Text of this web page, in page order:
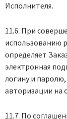
Исполнителя.
11.6. При
использованию
определяет
электронная
логину и
авторизации на
11.7. По